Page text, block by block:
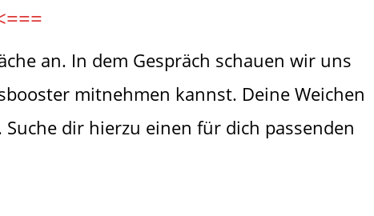
an. In dem Gespräch schauen wir uns
mitnehmen kannst. Deine Weichen
dir hierzu einen für dich passenden